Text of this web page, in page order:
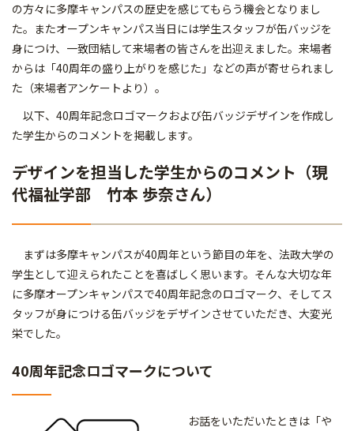
の方々に多摩キャンパスの歴史を感じてもらう機会となりまし
た。またオープンキャンパス当日には学生スタッフが缶バッジを
身につけ、一致団結して来場者の皆さんを出迎えました。来場者
からは「40周年の盛り上がりを感じた」などの声が寄せられまし
た（来場者アンケートより）。
以下、40周年記念ロゴマークおよび缶バッジデザインを作成し
た学生からのコメントを掲載します。
デザインを担当した学生からのコメント（現
代福祉学部 竹本 歩奈さん）
まずは多摩キャンパスが40周年という節目の年を、法政大学の
学生として迎えられたことを喜ばしく思います。そんな大切な年
に多摩オープンキャンパスで40周年記念のロゴマーク、そしてス
タッフが身につける缶バッジをデザインさせていただき、大変光
栄でした。
40周年記念ロゴマークについて
お話をいただいたときは「や